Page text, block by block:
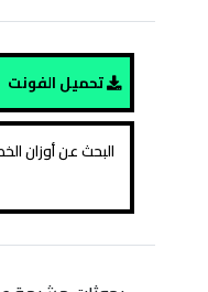
تحميل الفونت